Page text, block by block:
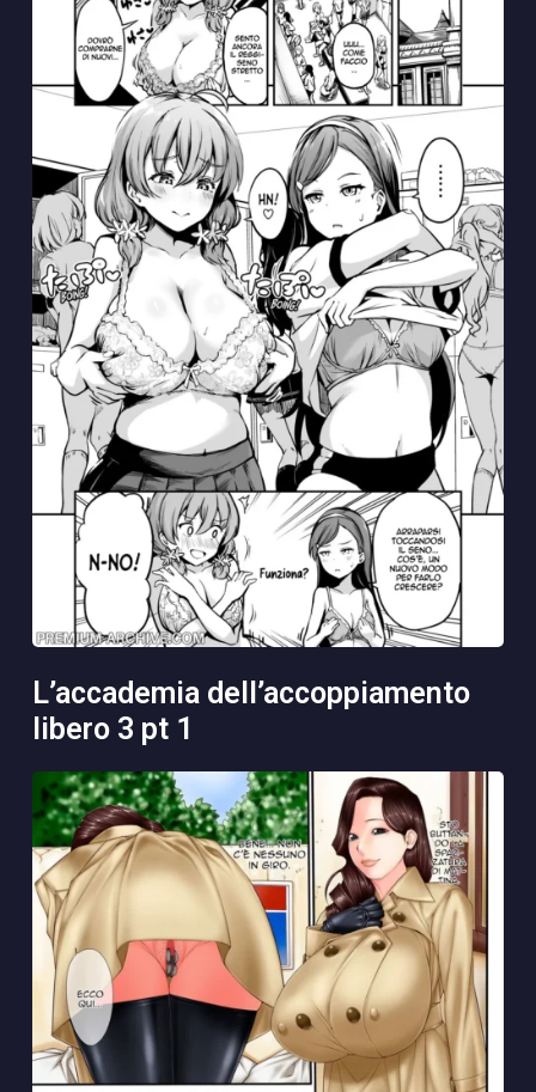
l’accademia dell’accoppiamento
libero 3 pt 1